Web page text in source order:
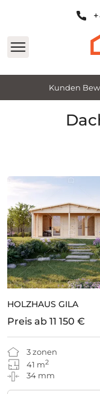
Kunden
HOLZHAUS GILA
3 zonen
41 m2
34 mm
Preis ab 11 150 €